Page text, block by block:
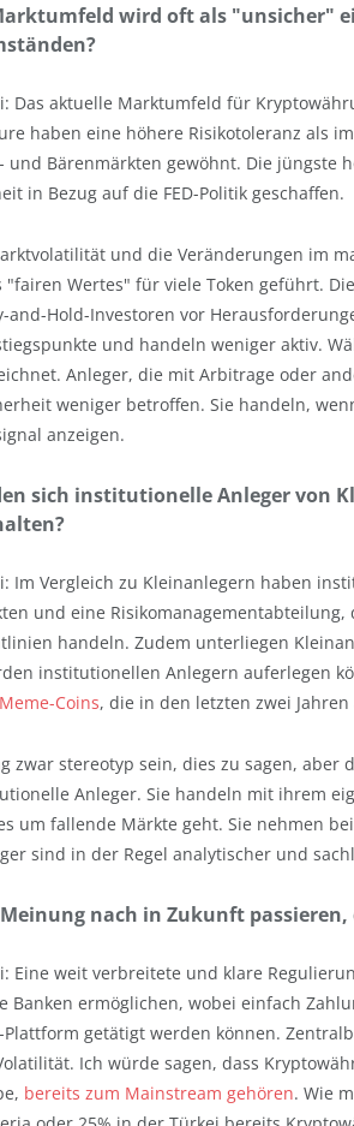
wird oft als "unsicher"
Das aktuelle Marktumfeld für
haben eine höhere Risikotoleranz als
und Bärenmärkten gewöhnt. Die jüngste
in Bezug auf die FED-Politik geschaffen.
und die Veränderungen im
"fairen Wertes" für viele Token geführt.
and-Hold-Investoren vor
und handeln weniger aktiv.
Anleger, die mit Arbitrage oder
weniger betroffen. Sie handeln,
anzeigen.
sich institutionelle Anleger von
Im Vergleich zu Kleinanlegern haben
und eine
handeln. Zudem unterliegen
institutionellen Anlegern auferlegen
Meme-Coins, die in den letzten zwei
zwar stereotyp sein, dies zu sagen,
Anleger. Sie handeln mit ihrem
um fallende Märkte geht. Sie nehmen
sind in der Regel analytischer und
nach in Zukunft
Eine weit verbreitete und klare
Banken ermöglichen, wobei einfach
getätigt werden können.
Ich würde sagen, dass
bereits zum Mainstream gehören. Wie